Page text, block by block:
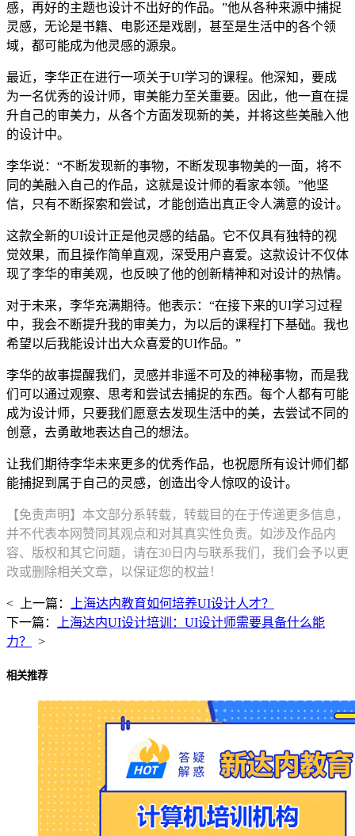
感，再好的主题也设计不出好的作品。”他从各种来源中捕捉
灵感，无论是书籍、电影还是戏剧，甚至是生活中的各个领
域，都可能成为他灵感的源泉。
最近，李华正在进行一项关于UI学习的课程。他深知，要成
为一名优秀的设计师，审美能力至关重要。因此，他一直在提
升自己的审美力，从各个方面发现新的美，并将这些美融入他
的设计中。
李华说：“不断发现新的事物，不断发现事物美的一面，将不
同的美融入自己的作品，这就是设计师的看家本领。”他坚
信，只有不断探索和尝试，才能创造出真正令人满意的设计。
这款全新的UI设计正是他灵感的结晶。它不仅具有独特的视
觉效果，而且操作简单直观，深受用户喜爱。这款设计不仅体
现了李华的审美观，也反映了他的创新精神和对设计的热情。
对于未来，李华充满期待。他表示：“在接下来的UI学习过程
中，我会不断提升我的审美力，为以后的课程打下基础。我也
希望以后我能设计出大众喜爱的UI作品。”
李华的故事提醒我们，灵感并非遥不可及的神秘事物，而是我
们可以通过观察、思考和尝试去捕捉的东西。每个人都有可能
成为设计师，只要我们愿意去发现生活中的美，去尝试不同的
创意，去勇敢地表达自己的想法。
让我们期待李华未来更多的优秀作品，也祝愿所有设计师们都
能捕捉到属于自己的灵感，创造出令人惊叹的设计。
【免责声明】本文部分系转载，转载目的在于传递更多信息，
并不代表本网赞同其观点和对其真实性负责。如涉及作品内
容、版权和其它问题，请在30日内与联系我们，我们会予以更
改或删除相关文章，以保证您的权益！
< 上一篇：
上海达内教育如何培养UI设计人才？
下一篇：
上海达内UI设计培训：UI设计师需要具备什么能
力？
>
相关推荐